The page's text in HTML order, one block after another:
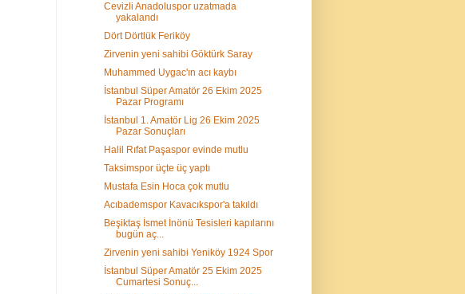
Cevizli Anadoluspor uzatmada
yakalandı
Dört Dörtlük Feriköy
Zirvenin yeni sahibi Göktürk Saray
Muhammed Uygac'ın acı kaybı
İstanbul Süper Amatör 26 Ekim 2025
Pazar Programı
İstanbul 1. Amatör Lig 26 Ekim 2025
Pazar Sonuçları
Halil Rıfat Paşaspor evinde mutlu
Taksimspor üçte üç yaptı
Mustafa Esin Hoca çok mutlu
Acıbademspor Kavacıkspor'a takıldı
Beşiktaş İsmet İnönü Tesisleri kapılarını
bugün aç...
Zirvenin yeni sahibi Yeniköy 1924 Spor
İstanbul Süper Amatör 25 Ekim 2025
Cumartesi Sonuç...